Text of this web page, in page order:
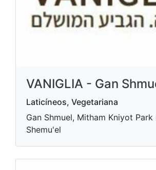
VANIGLIA - Gan
Laticíneos, Vegetariana
Gan Shmuel, Mitham Kniyot Park
Shemu'el